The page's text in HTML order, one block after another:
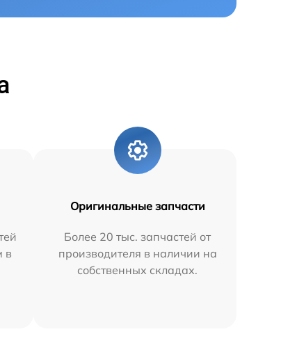
в
Оригинальные запчасти
Более 20 тыс. запчастей от
производителя в наличии на
собственных складах.